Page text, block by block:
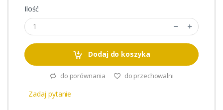
Ilość
Dodaj do koszyka
do porównania do przechowalni
Zadaj pytanie